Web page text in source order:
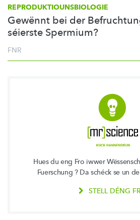
REPRODUKTIOUNSBIOLOGIE
Gewënnt bei der
séierste Spermium?
FNR
Hues du eng Fro iwwer
Fuerschung ? Da schéck se un
STELL DÉNG